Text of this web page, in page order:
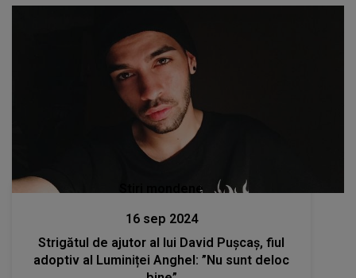
Stiri mondene
16 sep 2024
Strigătul de ajutor al lui David Pușcaș, fiul
adoptiv al Luminiței Anghel: ”Nu sunt deloc